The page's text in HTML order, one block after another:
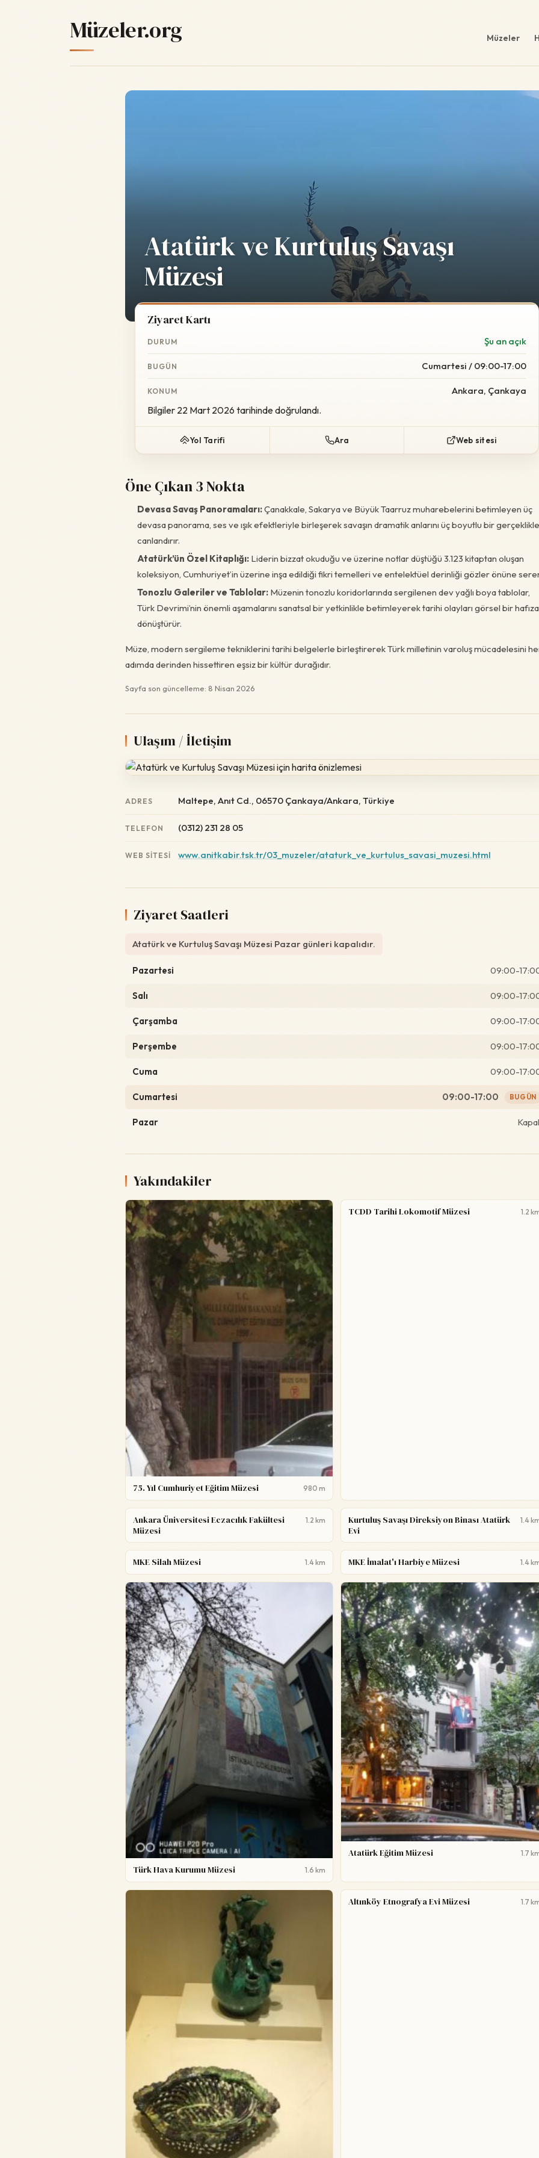
Müzeler.org Müzeler
Atatürk ve Kurtuluş Savaşı
Müzesi
Ziyaret Kartı
DURUM Şu an açık
BUGÜN Cumartesi / 09:00-17:00
KONUM Ankara, Çankaya
Bilgiler 22 Mart 2026 tarihinde doğrulandı.
Yol Tarifi Ara Web sitesi
Öne Çıkan 3 Nokta
Devasa Savaş Panoramaları:Çanakkale, Sakarya ve Büyük Taarruz muharebelerini betimleyen üç
devasa panorama, ses ve ışık efektleriyle birleşerek savaşın dramatik anlarını üç boyutlu bir gerçeklikle
canlandırır.
Atatürk’ün Özel Kitaplığı: Liderin bizzat okuduğu ve üzerine notlar düştüğü 3.123 kitaptan oluşan
koleksiyon, Cumhuriyet’in üzerine inşa edildiği fikri temelleri ve entelektüel derinliği gözler önüne
Tonozlu Galeriler ve Tablolar: Müzenin tonozlu koridorlarında sergilenen dev yağlı boya tablolar,
Türk Devrimi’nin önemli aşamalarını sanatsal bir yetkinlikle betimleyerek tarihi olayları görsel bir
dönüştürür.
Müze, modern sergileme tekniklerini tarihi belgelerle birleştirerek Türk milletinin varoluş mücadelesini
adımda derinden hissettiren eşsiz bir kültür durağıdır.
Sayfa son güncelleme: 8 Nisan 2026
Ulaşım / İletişim
ADRES Maltepe, Anıt Cd., 06570 Çankaya/Ankara, Türkiye
TELEFON (0312) 231 28 05
WEB SITESI www.anitkabir.tsk.tr/03_muzeler/ataturk_ve_kurtulus_savasi_muzesi.html
Ziyaret Saatleri
Atatürk ve Kurtuluş Savaşı Müzesi Pazar günleri kapalıdır.
Pazartesi 09:00-
Salı 09:00-
Çarşamba 09:00-
Perşembe 09:00-
Cuma 09:00-
Cumartesi 09:00-17:00 BUGÜN
Pazar
Yakındakiler
75. Yıl Cumhuriyet Eğitim Müzesi 980 m
TCDD Tarihi Lokomotif Müzesi 1.2
Ankara Üniversitesi Eczacılık Fakültesi
Müzesi
1.2 km
Kurtuluş Savaşı Direksiyon Binası Atatürk
Evi
1.4
MKE Silah Müzesi 1.4 km MKE İmalat'ı Harbiye Müzesi 1.4
Türk Hava Kurumu Müzesi 1.6 km
Atatürk Eğitim Müzesi 1.7
Altınköy Etnografya Evi Müzesi 1.7